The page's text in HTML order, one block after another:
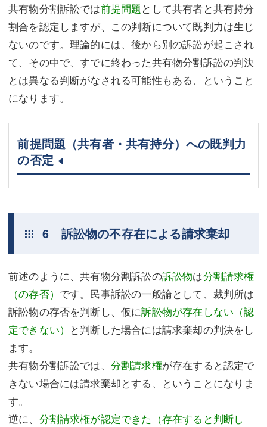
共有物分割訴訟では前提問題 として共有者と共有持分
割合を認定しますが、この判断について既判力は生じ
ないのです。理論的には、後から別の訴訟が起こされ
て、その中で、すでに終わった共有物分割訴訟の判決
とは異なる判断がなされる可能性もある、ということ
になります。
前提問題（共有者・共有持分）への既判力
の否定
6 訴訟物の不存在による請求棄却
前述のように、共有物分割訴訟の訴訟物は分割請求権
（の存否） です。民事訴訟の一般論として、裁判所は
訴訟物の存否を判断し、仮に訴訟物が存在しない（認
定できない） と判断した場合には請求棄却の判決をし
ます。
共有物分割訴訟では、 分割請求権が存在すると認定で
きない場合には請求棄却とする、ということになりま
す。
逆に、 分割請求権が認定できた（存在すると判断し